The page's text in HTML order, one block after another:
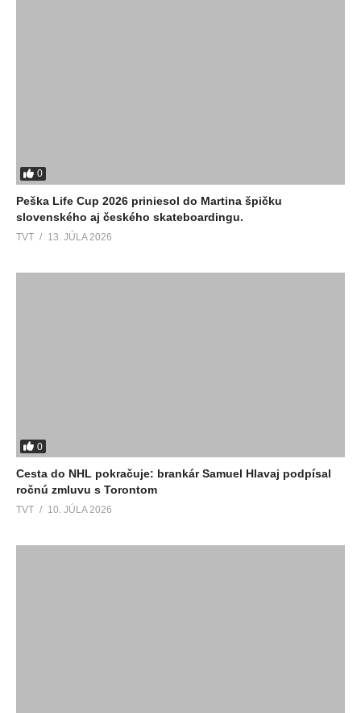
0
Peška Life Cup 2026 priniesol do Martina špičku
slovenského aj českého skateboardingu.
TVT 13. JÚLA 2026
0
Cesta do NHL pokračuje: brankár Samuel Hlavaj podpísal
ročnú zmluvu s Torontom
TVT 10. JÚLA 2026